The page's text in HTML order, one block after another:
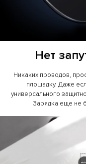
Нет
Никаких проводов,
площадку. Даже
универсального
Зарядка еще не